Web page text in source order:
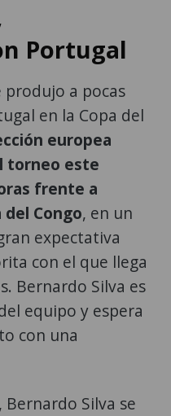
Portugal
produjo a pocas
en la Copa del
europea
torneo este
frente a
Congo, en un
expectativa
con el que llega
Bernardo Silva es
equipo y espera
con una
Silva se